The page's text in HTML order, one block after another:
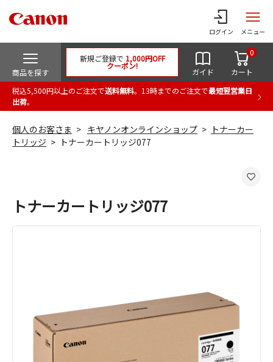
ログイン メニュー
商品を探す
新規ご登録で 1,000円OFF
クーポン!
ガイド カート
0
税込5,500円以上のご注文で送料無料。13時までのご注文で最短翌営業日
出荷。
個人のお客さま キヤノンオンラインショップ
トナーカー
トリッジ
トナーカートリッジ077
トナーカートリッジ077